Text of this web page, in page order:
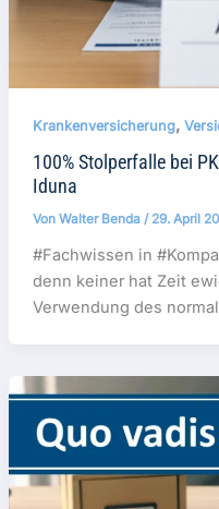
Krankenversicherung,
100% Stolperfalle bei
Iduna
Von Walter Benda / 29. April
#Fachwissen in
denn keiner hat Zeit
Verwendung des